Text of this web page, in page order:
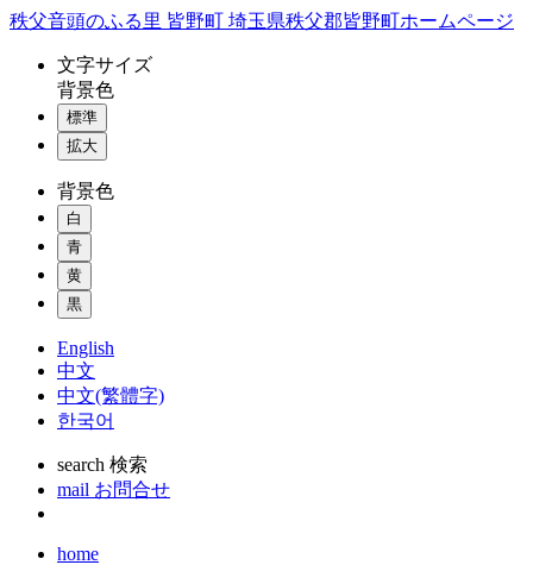
コ
秩父音頭のふる里 皆野町 埼玉県秩父郡皆野町ホームページ
文字サイズ
背景色
標準
拡大
背景色
白
青
黄
黒
English
中文
中文(繁體字)
한국어
search 検索
mail お問合せ
home